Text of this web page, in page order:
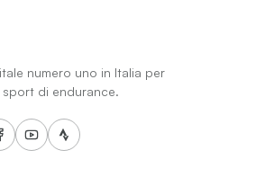
numero uno in Italia per
di endurance.